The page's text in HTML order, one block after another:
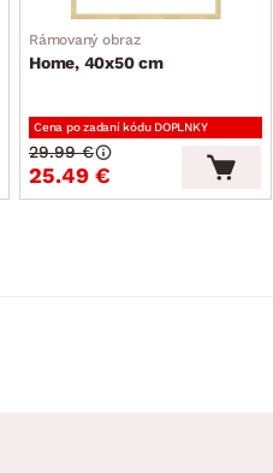
Rámovaný obraz
Home, 40x50 cm
Cena po zadaní kódu DOPLNKY
25.49 €
29.99 €